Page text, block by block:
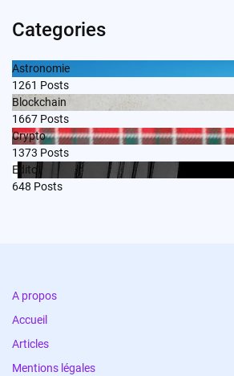
Categories
Astronomie
1261 Posts
Blockchain
1667 Posts
Crypto
1373 Posts
Edito
648 Posts
A propos
Accueil
Articles
Mentions légales